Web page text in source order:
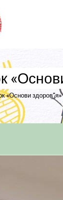
«Основи здоров”я»